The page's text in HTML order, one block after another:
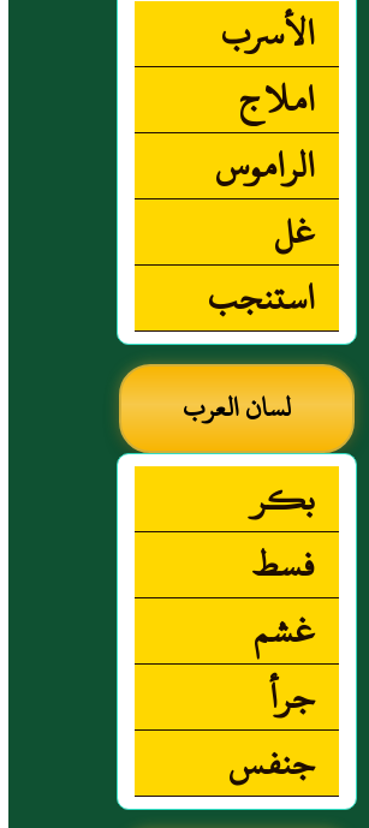
الأسرب
املاج
الراموس
غل
استنجب
لسان العرب
بكر
فسط
غشم
جرأ
جنفس